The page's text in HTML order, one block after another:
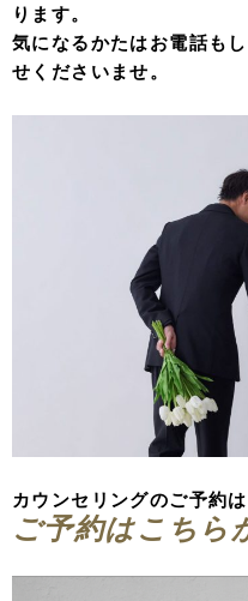
ります。
気になるかたはお電話も
せくださいませ。
カウンセリングのご予約
ご予約はこちら